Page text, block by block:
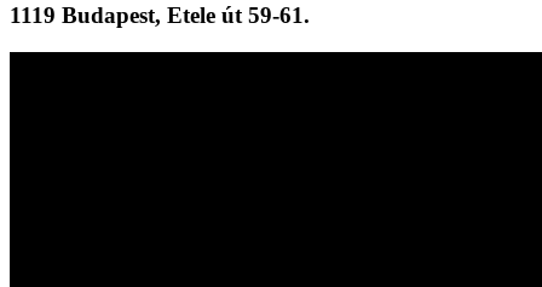
1119 Budapest, Etele út 59-61.